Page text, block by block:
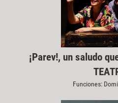
¡Parev!, un saludo
Funciones: